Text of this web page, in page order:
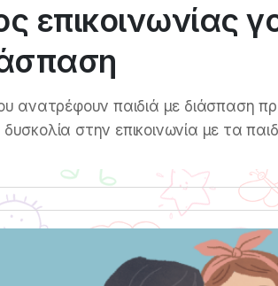
επικοινωνίας
ανατρέφουν παιδιά με διάσπαση
στην επικοινωνία με τα